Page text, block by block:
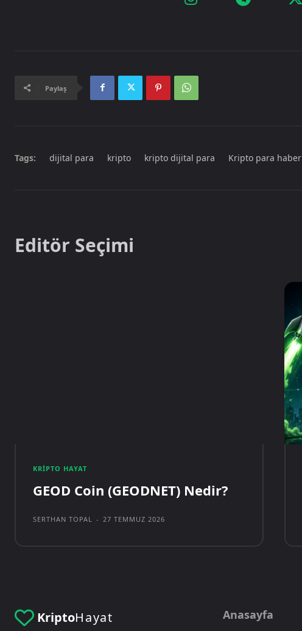
Paylaş
Tags: dijital para kripto kripto dijital para Kripto para haber
Editör Seçimi
KRIPTO HAYAT
GEOD Coin (GEODNET) Nedir?
SERTHAN TOPAL - 27 TEMMUZ 2026
KriptoHayat
Anasayfa